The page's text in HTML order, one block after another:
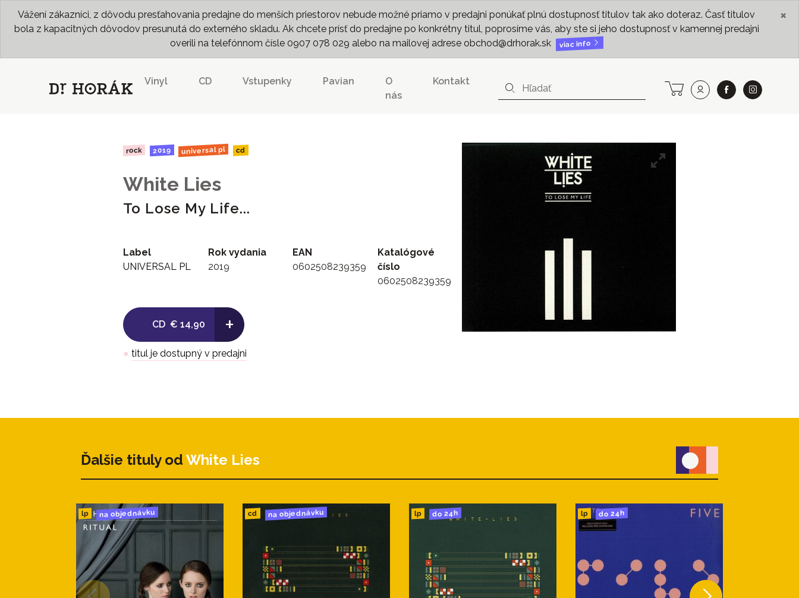
Vážení zákazníci, z dôvodu presťahovania predajne do menších priestorov nebude možné priamo v predajni ponúkať plnú dostupnosť titulov tak ako doteraz. Časť titulov
bola z kapacitných dôvodov presunutá do externého skladu. Ak chcete prísť do predajne po konkrétny titul, poprosíme vás, aby ste si jeho dostupnosť v kamennej predajni
overili na telefónnom čísle 0907 078 029 alebo na mailovej adrese obchod@drhorak.sk
viac info
×
Vinyl CD Vstupenky Pavian
O
nás
Kontakt
rock 2019 universal pl cd
White Lies
To Lose My Life...
Label
UNIVERSAL PL
Rok vydania
2019
EAN
0602508239359
Katalógové
číslo
0602508239359
CD € 14,90 +
● titul je dostupný v predajni
Ďalšie tituly od White Lies
lp na objednávku cd na objednávku lp do 24h lp do 24h